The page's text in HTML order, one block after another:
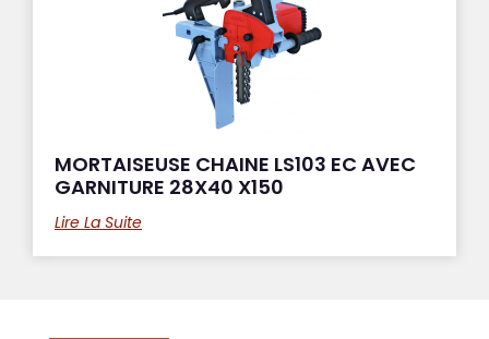
MORTAISEUSE CHAINE LS103 EC AVEC
GARNITURE 28X40 X150
Lire La Suite